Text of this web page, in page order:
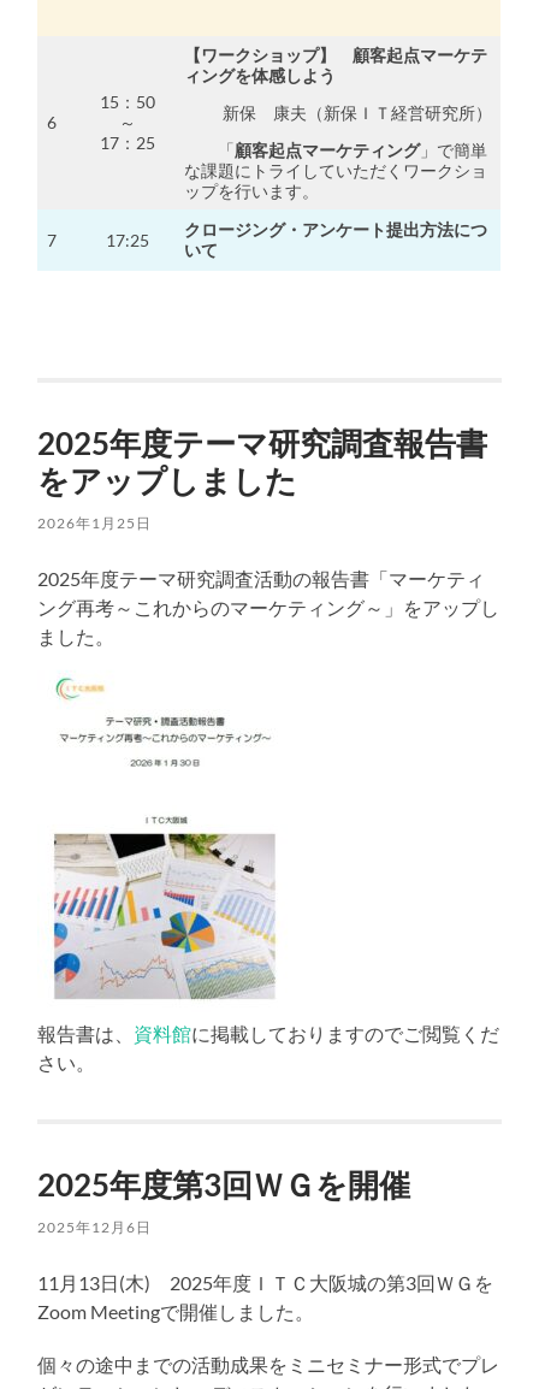
6
15：50
～
17：25
【ワークショップ】 顧客起点マーケテ
ィングを体感しよう
新保 康夫（新保ＩＴ経営研究所）
「顧客起点マーケティング」で簡単
な課題にトライしていただくワークショ
ップを行います。
7 17:25
クロージング・アンケート提出方法につ
いて
2025年度テーマ研究調査報告書
をアップしました
2026年1月25日
2025年度テーマ研究調査活動の報告書「マーケティ
ング再考～これからのマーケティング～」をアップし
ました。
報告書は、 資料館に掲載しておりますのでご閲覧くだ
さい。
2025年度第3回ＷＧを開催
2025年12月6日
11月13日(木) 2025年度ＩＴＣ大阪城の第3回ＷＧを
Zoom Meetingで開催しました。
個々の途中までの活動成果をミニセミナー形式でプレ